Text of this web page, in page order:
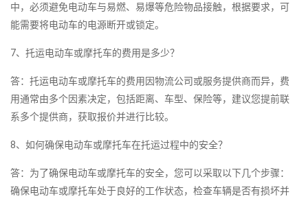
中，必须避免电动车与易燃、易爆等危险物品接触，根据要求，可
能需要将电动车的电源断开或锁定。
7、托运电动车或摩托车的费用是多少？
答：托运电动车或摩托车的费用因物流公司或服务提供商而异，费
用通常由多个因素决定，包括距离、车型、保险等，建议您提前联
系多个提供商，获取报价并进行比较。
8、如何确保电动车或摩托车在托运过程中的安全？
答：为了确保电动车或摩托车的安全，您可以采取以下几个步骤：
确保电动车或摩托车处于良好的工作状态，检查车辆是否有损坏并